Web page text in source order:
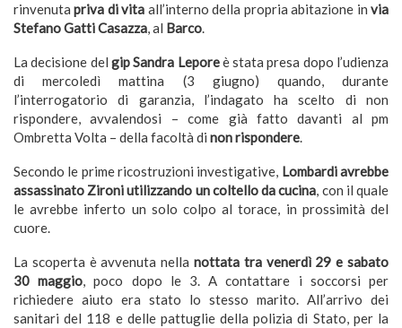
rinvenutapriva di vita all’interno della propria abitazione invia
Stefano Gatti Casazza, al Barco.
La decisione del gip Sandra Leporeè stata presa dopo l’udienza
di mercoledì mattina (3 giugno) quando, durante
l’interrogatorio di garanzia, l’indagato ha scelto di non
rispondere, avvalendosi – come già fatto davanti al pm
Ombretta Volta – della facoltà di non rispondere.
Secondo le prime ricostruzioni investigative, Lombardi avrebbe
assassinato Zironi utilizzando un coltello da cucina, con il quale
le avrebbe inferto un solo colpo al torace, in prossimità del
cuore.
La scoperta è avvenuta nella nottata tra venerdì 29 e sabato
30 maggio, poco dopo le 3. A contattare i soccorsi per
richiedere aiuto era stato lo stesso marito. All’arrivo dei
sanitari del 118 e delle pattuglie della polizia di Stato, per la